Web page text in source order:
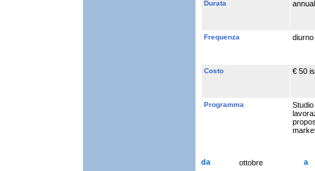
Durata
Frequenza diurno
Costo € 50
Programma
da ottobre a